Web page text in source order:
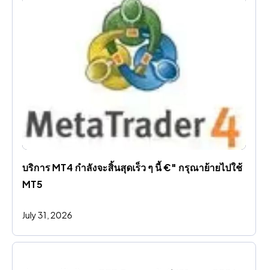
บริการ MT4 กําลังจะสิ้นสุดเร็ว ๆ นี้ €" กรุณาย้ายไปใช้
MT5
July 31, 2026